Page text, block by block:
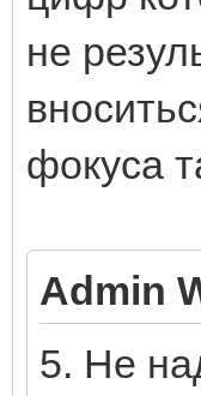
не
фокуса
Admin
5. Не